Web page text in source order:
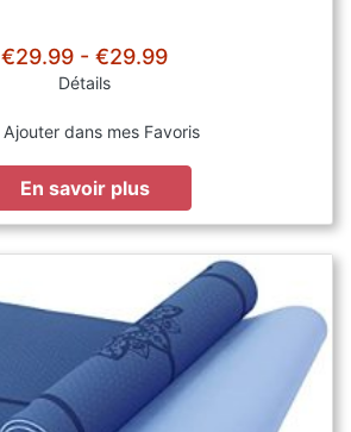
€29.99 - €29.99
Détails
Ajouter dans mes Favoris
En savoir plus